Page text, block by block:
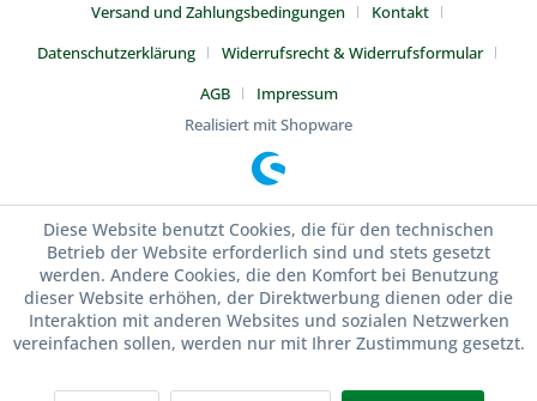
Versand und Zahlungsbedingungen
Kontakt
Datenschutzerklärung
Widerrufsrecht & Widerrufsformular
AGB
Impressum
Realisiert mit Shopware
Diese Website benutzt Cookies, die für den technischen
Betrieb der Website erforderlich sind und stets gesetzt
werden. Andere Cookies, die den Komfort bei Benutzung
dieser Website erhöhen, der Direktwerbung dienen oder die
Interaktion mit anderen Websites und sozialen Netzwerken
vereinfachen sollen, werden nur mit Ihrer Zustimmung gesetzt.